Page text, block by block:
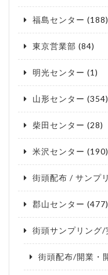
福島センター (188)
東京営業部 (84)
明光センター (1)
山形センター (354)
柴田センター (28)
米沢センター (190)
街頭配布 / サンプ
郡山センター (477)
街頭サンプリング/
街頭配布/開業・